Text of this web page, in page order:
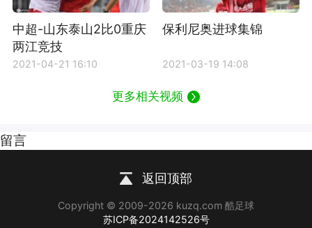
中超-山东泰山2比0重庆
两江竞技
2021-04-21 16:10
保利尼奥进球集锦
2021-03-19 14:08
更多相关视频
留言
返回顶部
Copyright © 2009-2026 kuzq.com 酷足球
苏ICP备2024142526号